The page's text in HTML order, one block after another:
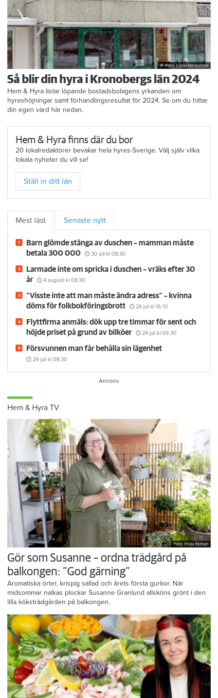
Foto: Linda Mankefors
Så blir din hyra i Kronobergs län 2024
Hem & Hyra listar löpande bostadsbolagens yrkanden om
hyreshöjningar samt förhandlingsresultat för 2024. Se om du hittar
din egen värd här nedan.
Hem & Hyra finns där du bor
20 lokalredaktörer bevakar hela hyres-Sverige. Välj själv vilka
lokala nyheter du vill se!
Ställ in ditt län
Mest läst Senaste nytt
Barn glömde stänga av duschen – mamman måste
betala 300 000
30 juli kl 08:30
Larmade inte om spricka i duschen – vräks efter 30
år
4 augusti kl 08:30
”Visste inte att man måste ändra adress” – kvinna
döms för folkbokföringsbrott
24 juli kl 16:10
Flyttfirma anmäls: dök upp tre timmar för sent och
höjde priset på grund av bilköer
24 juli kl 09:30
Försvunnen man får behålla sin lägenhet
29 juli kl 08:30
Hem & Hyra TV
Foto: Frida Ekman
Gör som Susanne – ordna trädgård på
balkongen: ”God gärning”
Aromatiska örter, krispig sallad och årets första gurkor. När
midsommar nalkas plockar Susanne Granlund allsköns grönt i den
lilla köksträdgården på balkongen.